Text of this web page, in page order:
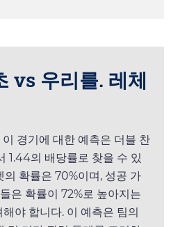
vs 우리를. 레체
경기에 대한 예측은 더블 찬
1.44의 배당률로 찾을 수 있
의 확률은 70%이며, 성공 가
은 확률이 72%로 높아지는
야 합니다. 이 예측은 팀의